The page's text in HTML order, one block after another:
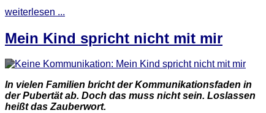
weiterlesen ...
Mein Kind spricht nicht mit mir
In vielen Familien bricht der Kommunikationsfaden in
der Pubertät ab. Doch das muss nicht sein. Loslassen
heißt das Zauberwort.